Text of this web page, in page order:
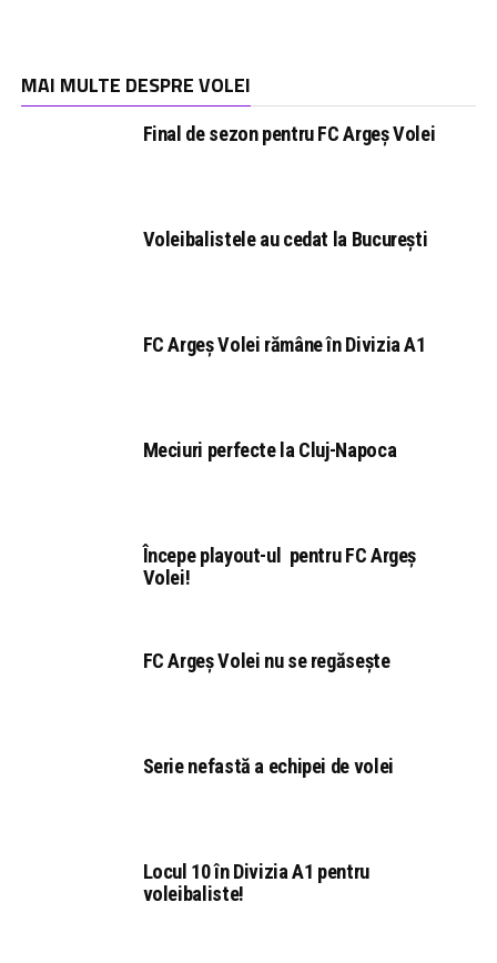
MAI MULTE DESPRE VOLEI
Final de sezon pentru FC Argeș Volei
Voleibalistele au cedat la București
FC Argeș Volei rămâne în Divizia A1
Meciuri perfecte la Cluj-Napoca
Începe playout-ul pentru FC Argeș
Volei!
FC Argeș Volei nu se regăsește
Serie nefastă a echipei de volei
Locul 10 în Divizia A1 pentru
voleibaliste!